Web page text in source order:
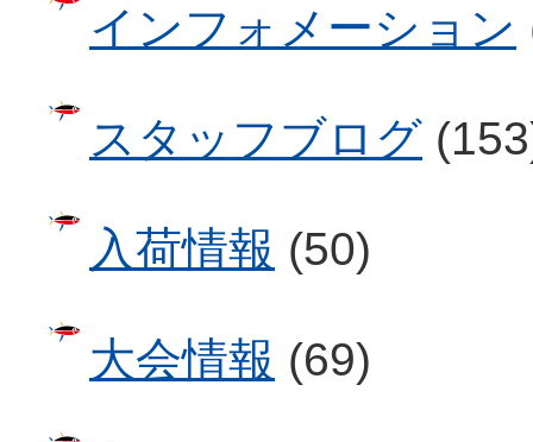
インフォメーション
スタッフブログ
入荷情報 (50)
大会情報 (69)